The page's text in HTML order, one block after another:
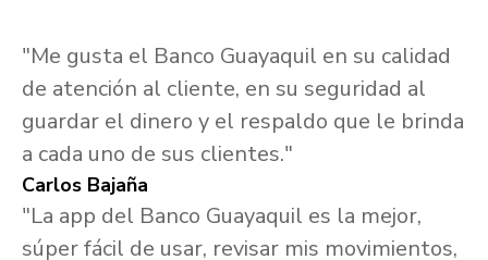
"Me gusta el Banco Guayaquil en su calidad
de atención al cliente, en su seguridad al
guardar el dinero y el respaldo que le brinda
a cada uno de sus clientes."
Carlos Bajaña
"La app del Banco Guayaquil es la mejor,
súper fácil de usar, revisar mis movimientos,